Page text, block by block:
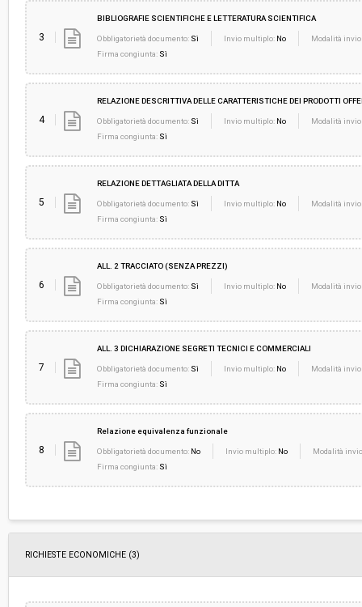
3
BIBLIOGRAFIE SCIENTIFICHE E LETTERATURA SCIENTIFICA
Obbligatorietà documento: Sì Invio multiplo: No
Modalità
Firma congiunta: Sì
4
RELAZIONE DESCRITTIVA DELLE CARATTERISTICHE DEI PRODOTTI
Obbligatorietà documento: Sì Invio multiplo: No
Modalità
Firma congiunta: Sì
5
RELAZIONE DETTAGLIATA DELLA DITTA
Obbligatorietà documento: Sì Invio multiplo: No
Modalità
Firma congiunta: Sì
6
ALL. 2 TRACCIATO (SENZA PREZZI)
Obbligatorietà documento: Sì Invio multiplo: No
Modalità
Firma congiunta: Sì
7
ALL. 3 DICHIARAZIONE SEGRETI TECNICI E COMMERCIALI
Obbligatorietà documento: Sì Invio multiplo: No
Modalità
Firma congiunta: Sì
8
Relazione equivalenza funzionale
Obbligatorietà documento: No Invio multiplo: No
Modalità
Firma congiunta: Sì
RICHIESTE ECONOMICHE (3)